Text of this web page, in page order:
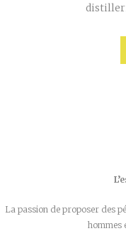
La passion de proposer des
hommes